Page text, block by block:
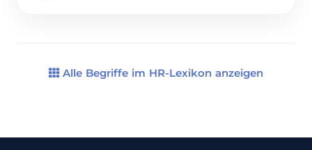
Alle Begriffe im HR-Lexikon anzeigen